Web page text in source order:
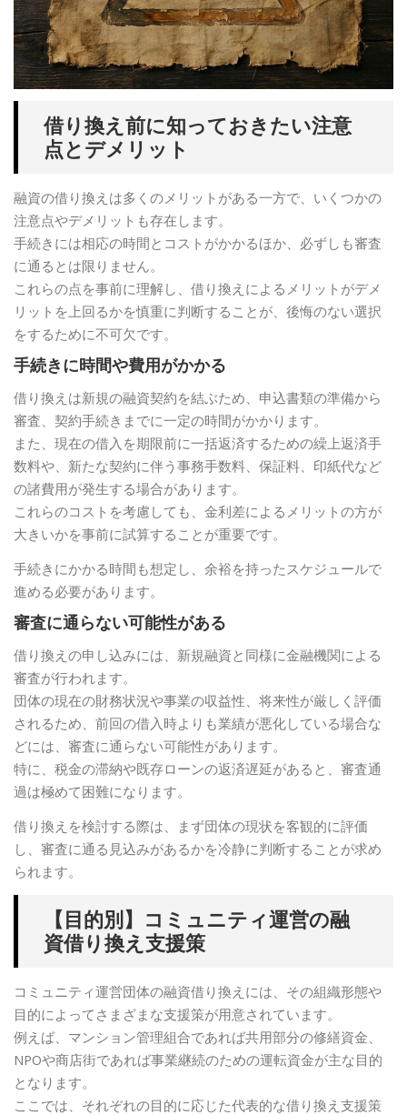
借り換え前に知っておきたい注意
点とデメリット
融資の借り換えは多くのメリットがある一方で、いくつかの
注意点やデメリットも存在します。
手続きには相応の時間とコストがかかるほか、必ずしも審査
に通るとは限りません。
これらの点を事前に理解し、借り換えによるメリットがデメ
リットを上回るかを慎重に判断することが、後悔のない選択
をするために不可欠です。
手続きに時間や費用がかかる
借り換えは新規の融資契約を結ぶため、申込書類の準備から
審査、契約手続きまでに一定の時間がかかります。
また、現在の借入を期限前に一括返済するための繰上返済手
数料や、新たな契約に伴う事務手数料、保証料、印紙代など
の諸費用が発生する場合があります。
これらのコストを考慮しても、金利差によるメリットの方が
大きいかを事前に試算することが重要です。
手続きにかかる時間も想定し、余裕を持ったスケジュールで
進める必要があります。
審査に通らない可能性がある
借り換えの申し込みには、新規融資と同様に金融機関による
審査が行われます。
団体の現在の財務状況や事業の収益性、将来性が厳しく評価
されるため、前回の借入時よりも業績が悪化している場合な
どには、審査に通らない可能性があります。
特に、税金の滞納や既存ローンの返済遅延があると、審査通
過は極めて困難になります。
借り換えを検討する際は、まず団体の現状を客観的に評価
し、審査に通る見込みがあるかを冷静に判断することが求め
られます。
【目的別】コミュニティ運営の融
資借り換え支援策
コミュニティ運営団体の融資借り換えには、その組織形態や
目的によってさまざまな支援策が用意されています。
例えば、マンション管理組合であれば共用部分の修繕資金、
NPOや商店街であれば事業継続のための運転資金が主な目的
となります。
ここでは、それぞれの目的に応じた代表的な借り換え支援策